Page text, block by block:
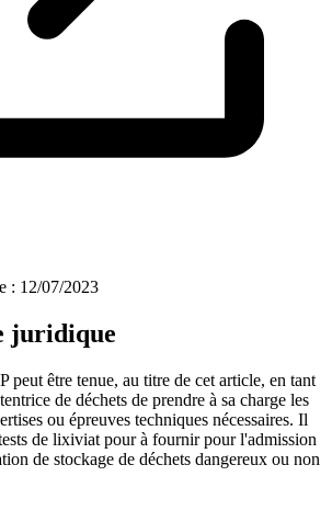
: 12/07/2023
juridique
peut être tenue, au titre de cet article, en tant
de déchets de prendre à sa charge les
ou épreuves techniques nécessaires. Il
de lixiviat pour à fournir pour l'admission
de stockage de déchets dangereux ou non